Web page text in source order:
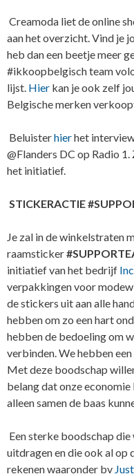
Creamoda liet de online
aan het overzicht. Vind je
heb dan een beetje meer
#ikkoopbelgisch team
lijst. Hier kan je ook zelf
Belgische merken
Beluisterhierhet
@Flanders DC op Radio
het initiatief.
STICKERACTIE
Je zal in de winkelstraten
raamsticker
initiatief van het bedrijf
verpakkingen voor
de stickers uit aan alle
hebben om zo een hart
hebben de bedoeling om
verbinden. We hebben
Met deze boodschap
belang dat onze
alleen samen de baas
Een sterke boodschap
uitdragen en die ook al op
rekenen waaronder bv